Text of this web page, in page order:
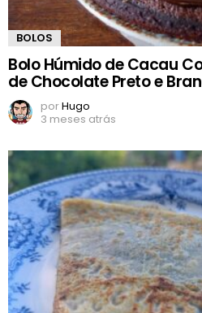
BOLOS
Bolo Húmido de Cacau
de Chocolate Preto e
porHugo
3 meses atrás